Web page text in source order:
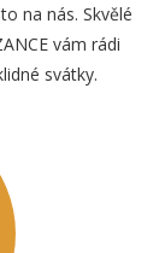
na nás. Skvělé
vám rádi
svátky.